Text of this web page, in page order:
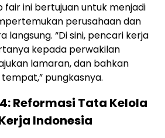
fair ini bertujuan untuk menjadi
perusahaan dan
langsung. “Di sini, pencari kerja
kepada perwakilan
lamaran, dan bahkan
pungkasnya.
Reformasi Tata Kelola
Indonesia